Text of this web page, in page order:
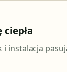
ciepła
i instalacja